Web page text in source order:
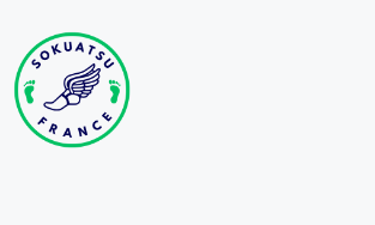
contenu